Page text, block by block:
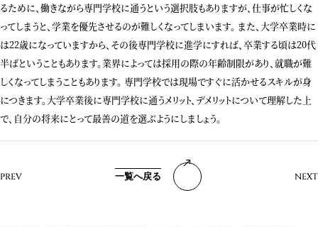
るために、働きながら専門学校に通うという選択肢もありますが、仕事が忙しくな
ってしまうと、学業を優先させるのが難しくなってしまいます。 また、大学卒業時に
は22歳になっていますから、その後専門学校に進学にすれば、卒業する頃は20代
半ばということもあります。業界によっては採用の際の年齢制限があり、就職が難
しくなってしまうこともあります。 専門学校では現場ですぐに活かせるスキルが身
につきます。大学卒業後に専門学校に通うメリット、デメリットについて理解した上
で、自分の将来にとって最善の道を選ぶようにしましょう。
PREV 一覧へ戻る NEXT